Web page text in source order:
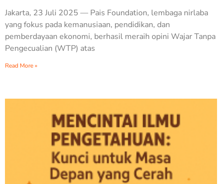
Jakarta, 23 Juli 2025 — Pais Foundation, lembaga nirlaba
yang fokus pada kemanusiaan, pendidikan, dan
pemberdayaan ekonomi, berhasil meraih opini Wajar Tanpa
Pengecualian (WTP) atas
Read More »